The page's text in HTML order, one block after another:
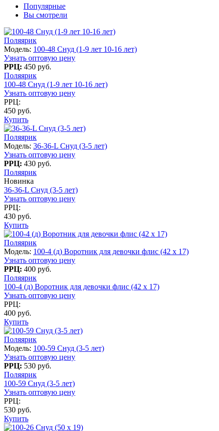
Популярные
Вы смотрели
Поляярик
Модель: 100-48 Снуд (1-9 лет 10-16 лет)
Узнать оптовую цену
РРЦ: 450 руб.
Поляярик
100-48 Снуд (1-9 лет 10-16 лет)
Узнать оптовую цену
РРЦ:
450 руб.
Купить
Поляярик
Модель: 36-36-L Снуд (3-5 лет)
Узнать оптовую цену
РРЦ: 430 руб.
Поляярик
Новинка
36-36-L Снуд (3-5 лет)
Узнать оптовую цену
РРЦ:
430 руб.
Купить
Поляярик
Модель: 100-4 (д) Воротник для девочки флис (42 x 17)
Узнать оптовую цену
РРЦ: 400 руб.
Поляярик
100-4 (д) Воротник для девочки флис (42 x 17)
Узнать оптовую цену
РРЦ:
400 руб.
Купить
Поляярик
Модель: 100-59 Снуд (3-5 лет)
Узнать оптовую цену
РРЦ: 530 руб.
Поляярик
100-59 Снуд (3-5 лет)
Узнать оптовую цену
РРЦ:
530 руб.
Купить